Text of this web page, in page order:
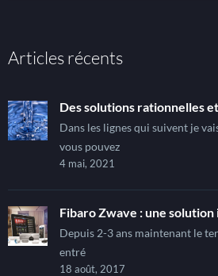
Articles récents
Des solutions rationnelles
Dans les lignes qui suivent je
vous pouvez
4 mai, 2021
Fibaro Zwave : une
Depuis 2-3 ans maintenant le
entré
18 août, 2017